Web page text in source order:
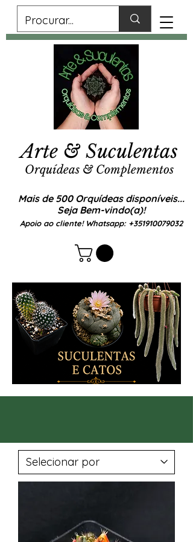
Mais de 500 Orquídeas disponíveis...
Seja Bem-vindo(a)!
Apoio ao cliente! Whatsapp: +351910079032
Arte & Suculentas
Orquídeas & Complementos